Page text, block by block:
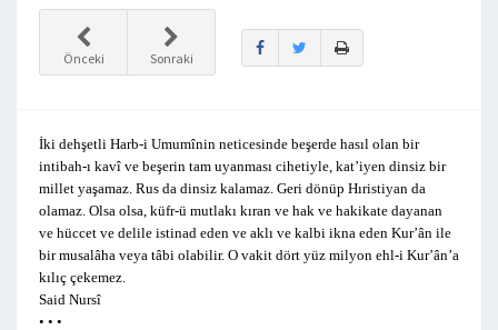
Önceki Sonraki
İki dehşetli Harb-i Umumînin neticesinde beşerde hasıl olan bir
intibah-ı kavî ve beşerin tam uyanması cihetiyle, kat’iyen dinsiz bir
millet yaşamaz. Rus da dinsiz kalamaz. Geri dönüp Hıristiyan da
olamaz. Olsa olsa, küfr-ü mutlakı kıran ve hak ve hakikate dayanan
ve hüccet ve delile istinad eden ve aklı ve kalbi ikna eden Kur’ân ile
bir musalâha veya tâbi olabilir. O vakit dört yüz milyon ehl-i Kur’ân’a
kılıç çekemez.
Said Nursî
• • •